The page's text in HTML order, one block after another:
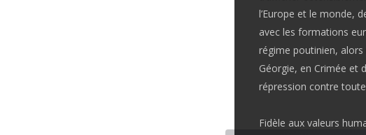
l’Europe et le monde,
avec les formations
régime poutinien, alors
Géorgie, en Crimée et
répression contre
Fidèle aux valeurs